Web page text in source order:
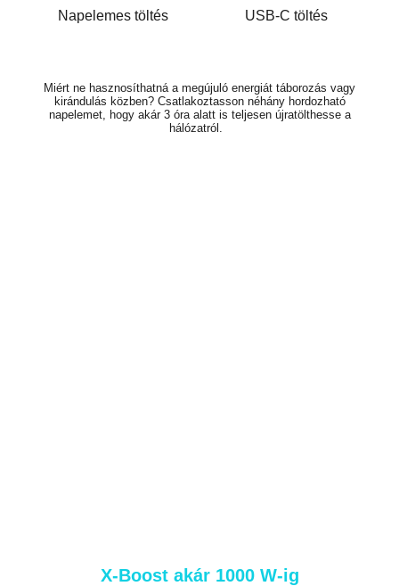
Napelemes töltés USB-C töltés
Miért ne hasznosíthatná a megújuló energiát táborozás vagy
kirándulás közben? Csatlakoztasson néhány hordozható
napelemet, hogy akár 3 óra alatt is teljesen újratölthesse a
hálózatról.
X-Boost akár 1000 W-ig